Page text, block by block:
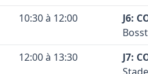
Le
Voir
Au
sur
10:30 à 12:00
J6:
12:00 à 13:30
J7: